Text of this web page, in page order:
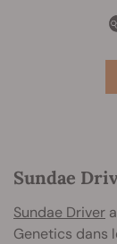
Sundae
Sundae Driver
Genetics dans